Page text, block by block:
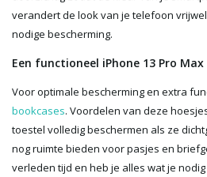
verandert de look van je telefoon
nodige bescherming.
Een functioneel iPhone 13 Pro Max
Voor optimale bescherming en extra
bookcases. Voordelen van deze
toestel volledig beschermen als ze
nog ruimte bieden voor pasjes en
verleden tijd en heb je alles wat je